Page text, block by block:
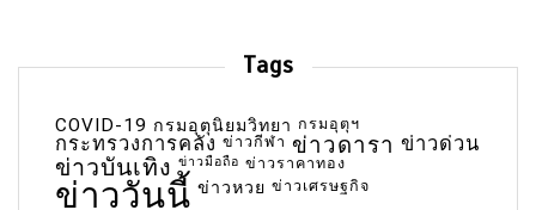
Tags
COVID-19 กรมอุตุนิยมวิทยา กรมอุตุฯ
กระทรวงการคลัง ข่าวกีฬา ข่าวดารา ข่าวด่วน
ข่าวบันเทิง ข่าวมือถือ ข่าวราคาทอง
ข่าววันนี้ ข่าวหวย ข่าวเศรษฐกิจ